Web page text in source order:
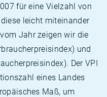
für eine Vielzahl von
leicht miteinander
Jahr zeigen wir die
und
Der VPI
eines Landes
Maß, um